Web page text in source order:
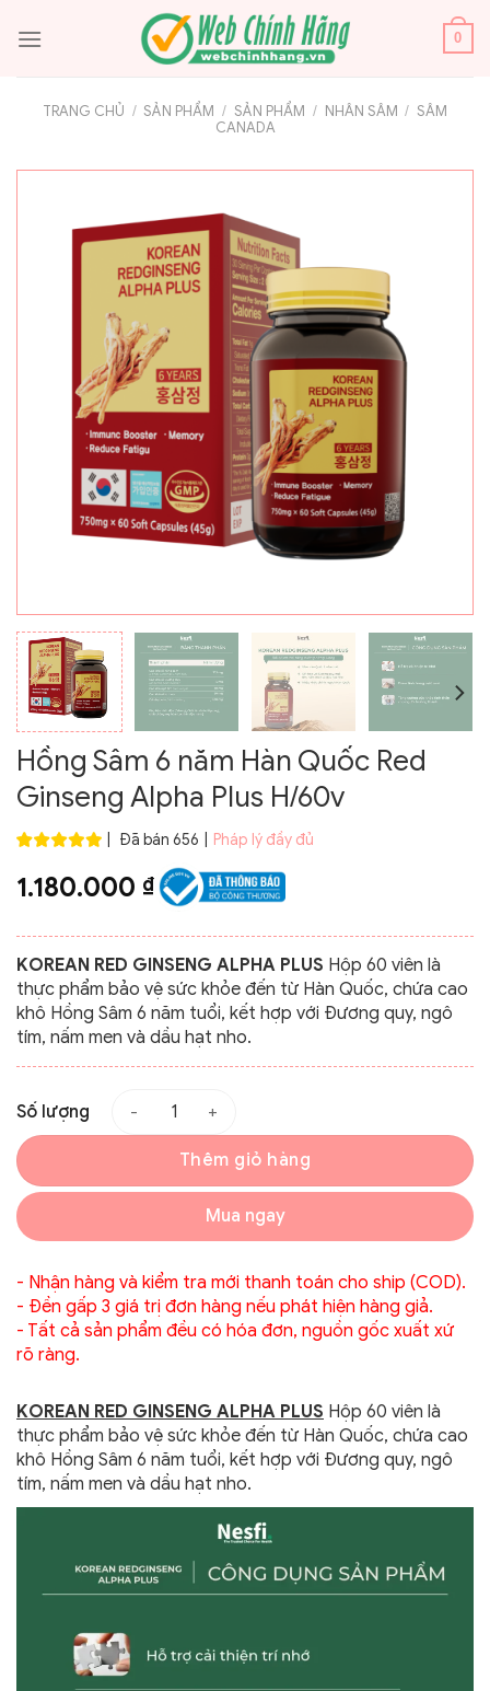
qua
0
TRANG CHỦ / SẢN PHẨM / SẢN PHẨM / NHÂN SÂM / SÂM
CANADA
Hồng Sâm 6 năm Hàn Quốc Red
Ginseng Alpha Plus H/60v
Đã bán 656 Pháp lý đầy đủ
1.180.000 ₫
KOREAN RED GINSENG ALPHA PLUS Hộp 60 viên là
thực phẩm bảo vệ sức khỏe đến từ Hàn Quốc, chứa cao
khô Hồng Sâm 6 năm tuổi, kết hợp với Đương quy, ngô
tím, nấm men và dầu hạt nho.
Số lượng
Thêm giỏ hàng
Mua ngay
- Nhận hàng và kiểm tra mới thanh toán cho ship (COD).
- Đền gấp 3 giá trị đơn hàng nếu phát hiện hàng giả.
- Tất cả sản phẩm đều có hóa đơn, nguồn gốc xuất xứ
rõ ràng.
KOREAN RED GINSENG ALPHA PLUS Hộp 60 viên là
thực phẩm bảo vệ sức khỏe đến từ Hàn Quốc, chứa cao
khô Hồng Sâm 6 năm tuổi, kết hợp với Đương quy, ngô
tím, nấm men và dầu hạt nho.